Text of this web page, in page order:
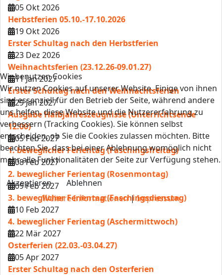
05 Okt 2026
Herbstferien 05.10.-17.10.2026
19 Okt 2026
Erster Schultag nach den Herbstferien
23 Dez 2026
Weihnachtsferien (23.12.26-09.01.27)
11 Jan 2027
Erster Schultag nach den Weihnachtsferien
29 Jan 2027
Ausgabe Halbjahreszeugnisse (Unterrichtsende
12:00)
05 Feb 2027
1. beweglicher Ferientag (Faschingsfreitag)
08 Feb 2027
2. beweglicher Ferientag (Rosenmontag)
09 Feb 2027
3. beweglicher Ferientag (Faschingsdienstag)
10 Feb 2027
4. beweglicher Ferientag (Aschermittwoch)
22 Mär 2027
Osterferien (22.03.-03.04.27)
05 Apr 2027
Erster Schultag nach den Osterferien
Wir benutzen Cookies
Wir nutzen Cookies auf unserer Website. Einige von ihnen
sind essenziell für den Betrieb der Seite, während andere
uns helfen, diese Website und die Nutzererfahrung zu
verbessern (Tracking Cookies). Sie können selbst
entscheiden, ob Sie die Cookies zulassen möchten. Bitte
beachten Sie, dass bei einer Ablehnung womöglich nicht
mehr alle Funktionalitäten der Seite zur Verfügung stehen.
Akzeptieren
Ablehnen
Weitere Informationen|Impressum